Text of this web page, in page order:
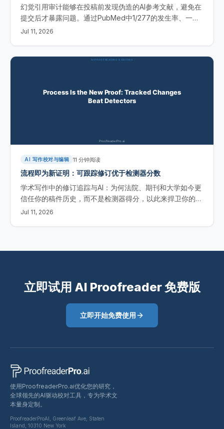
幻觉引用审计能够在投稿前发现伪造的AI参考文献，避免在
提交后才暴露问题。通过PubMed中1/277的发生率、一套
四数据库工作流，以及能标记这些问题的免费工具，我们可
Jul 11, 2026
AI 写作校对与编辑 11 分钟阅读
流程即为新证明：可跟踪修订优于检测器分数
学术写作中的修订追踪与AI：为何法院、期刊和大学如今更
信任你的稿件历史，而不是检测器得分，以此来捍卫你的署
名归属。
Jul 11, 2026
立即试用 AI Proofreader 免费版
立即开始免费使用
使用ProofreaderPro.ai优化您的研究，
全球领先的AI驱动校对工具，专为学术文
本量身定制。
ProofreaderProAI, Greenleaf Ave, Staten
Island, 10310 New York